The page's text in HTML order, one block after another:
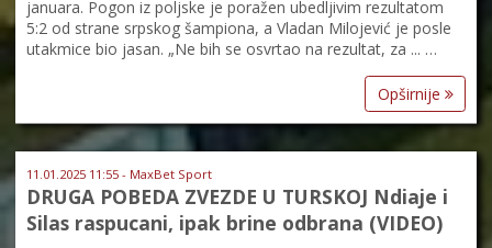
januara. Pogon iz poljske je poražen ubedljivim rezultatom
5:2 od strane srpskog šampiona, a Vladan Milojević je posle
utakmice bio jasan. „Ne bih se osvrtao na rezultat, za ... …
Opširnije
11.01.2025 11:55 - MaxBet Sport
DRUGA POBEDA ZVEZDE U TURSKOJ Ndiaje i
Silas raspucani, ipak brine odbrana (VIDEO)